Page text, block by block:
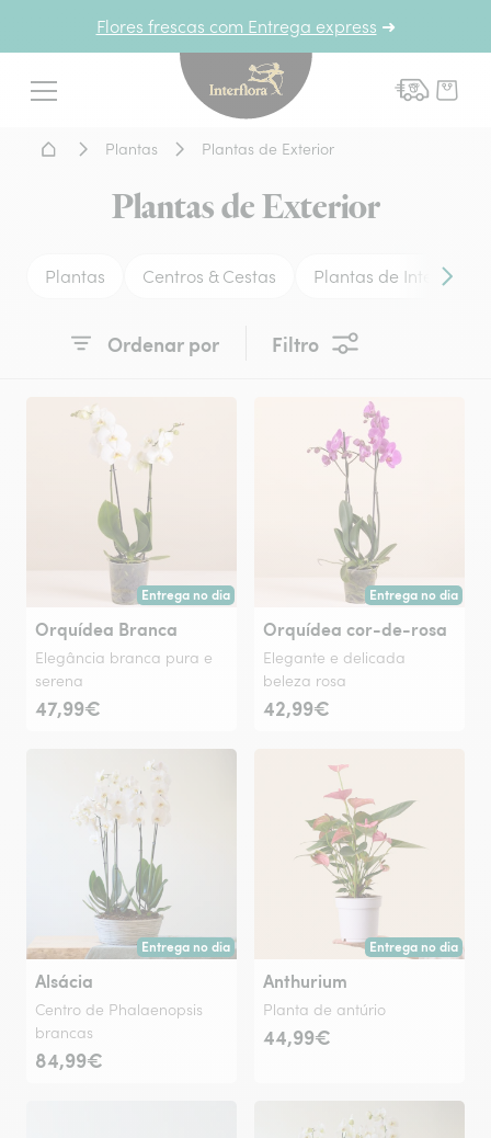
Flores frescas com Entrega express ➜
Menu
Interflora - entrega de
Home - Entrega de flores
Plantas Plantas de Exterior
Plantas de Exterior
Plantas Centros & Cestas Plantas de Interior
Ordenar por Filtro
Entrega no dia
Entrega hoje ou na data à tua escolha.
Orquídea Branca
Elegância branca pura e
serena
47,99€
Entrega no dia
Entrega hoje ou na
Orquídea cor-de-rosa
Elegante e delicada
beleza rosa
42,99€
Entrega no dia
Entrega hoje ou na data à tua escolha.
Alsácia
Centro de Phalaenopsis
brancas
84,99€
Entrega no dia
Entrega hoje ou na
Anthurium
Planta de antúrio
44,99€